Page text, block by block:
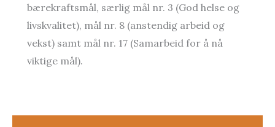
bærekraftsmål, særlig mål nr. 3 (God helse og
livskvalitet), mål nr. 8 (anstendig arbeid og
vekst) samt mål nr. 17 (Samarbeid for å nå
viktige mål).